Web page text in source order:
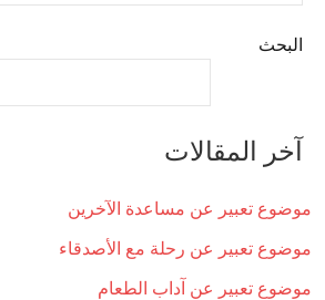
البحث
آخر المقالات
موضوع تعبير عن مساعدة الآخرين
موضوع تعبير عن رحلة مع الأصدقاء
موضوع تعبير عن آداب الطعام